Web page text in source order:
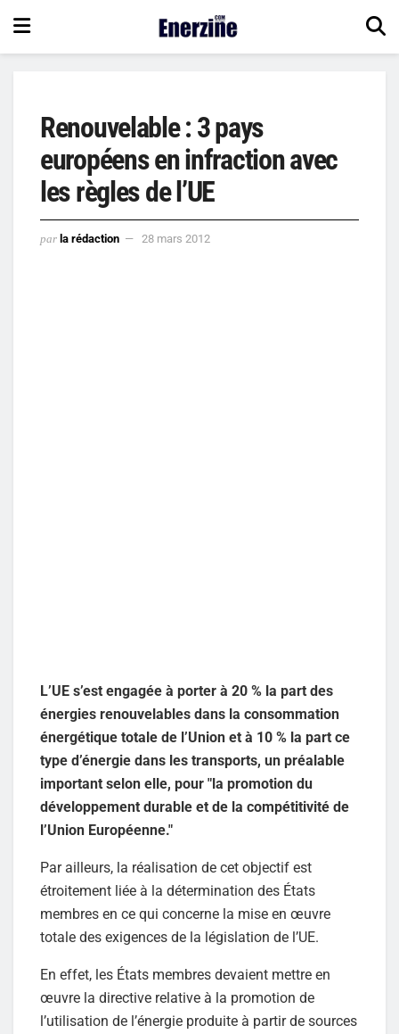
Renouvelable : 3 pays
européens en infraction avec
les règles de l’UE
par la rédaction 28 mars 2012
L’UE s’est engagée à porter à 20 % la part des
énergies renouvelables dans la consommation
énergétique totale de l’Union et à 10 % la part ce
type d’énergie dans les transports, un préalable
important selon elle, pour "la promotion du
développement durable et de la compétitivité de
l’Union Européenne."
Par ailleurs, la réalisation de cet objectif est
étroitement liée à la détermination des États
membres en ce qui concerne la mise en œuvre
totale des exigences de la législation de l’UE.
En effet, les États membres devaient mettre en
œuvre la directive relative à la promotion de
l’utilisation de l’énergie produite à partir de sources